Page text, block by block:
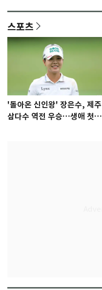
스포츠
'돌아온 신인왕' 장은수, 제주
삼다수 역전 우승…생애 첫승